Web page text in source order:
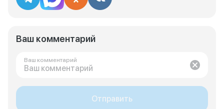
Ваш комментарий
Ваш комментарий
Отправить